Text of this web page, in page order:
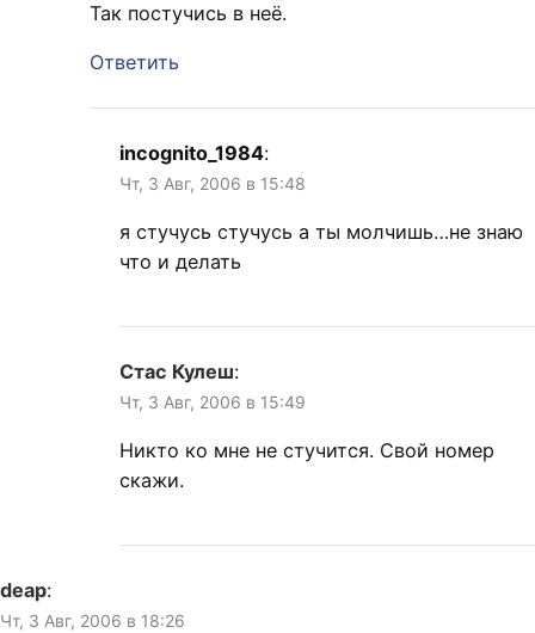
Так постучись в неё.
Ответить
incognito_1984:
Чт, 3 Авг, 2006 в 15:48
я стучусь стучусь а ты молчишь…не знаю
что и делать
Стас Кулеш:
Чт, 3 Авг, 2006 в 15:49
Никто ко мне не стучится. Свой номер
скажи.
deap:
Чт, 3 Авг, 2006 в 18:26